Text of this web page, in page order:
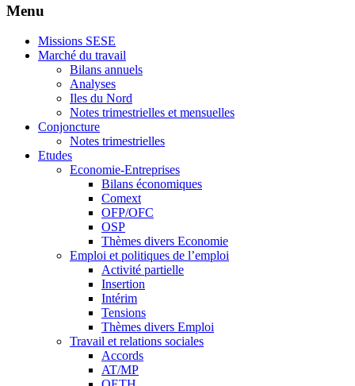
Menu
Missions SESE
Marché du travail
Bilans annuels
Analyses
Iles du Nord
Notes trimestrielles et mensuelles
Conjoncture
Notes trimestrielles
Etudes
Economie-Entreprises
Bilans économiques
Comext
OFP/OFC
OSP
Thèmes divers Economie
Emploi et politiques de l’emploi
Activité partielle
Insertion
Intérim
Tensions
Thèmes divers Emploi
Travail et relations sociales
Accords
AT/MP